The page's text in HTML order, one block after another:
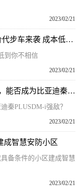
2023/02/21
环球视点！第二辆家用车 3款地表低价代步车来袭 成本低到你不相信
到你不相信
2023/02/21
世界热门:车身大配置丰富的长安逸达，能否成为比亚迪秦PLUS DM-i强敌？
秦PLUSDM-i强敌？
2023/02/21
成智慧安防小区
备条件的小区建成智慧
2023/02/21